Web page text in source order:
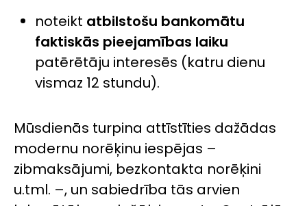
noteikt atbilstošu bankomātu
faktiskās pieejamības laiku
patērētāju interesēs (katru dienu
vismaz 12 stundu).
Mūsdienās turpina attīstīties dažādas
modernu norēķinu iespējas –
zibmaksājumi, bezkontakta norēķini
u.tml. –, un sabiedrība tās arvien